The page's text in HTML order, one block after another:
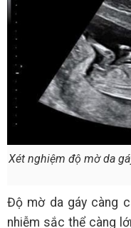
Xét nghiệm độ mờ da
Độ mờ da gáy càng
nhiễm sắc thể càng